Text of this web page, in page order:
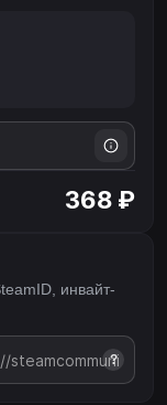
368 ₽
инвайт-
?